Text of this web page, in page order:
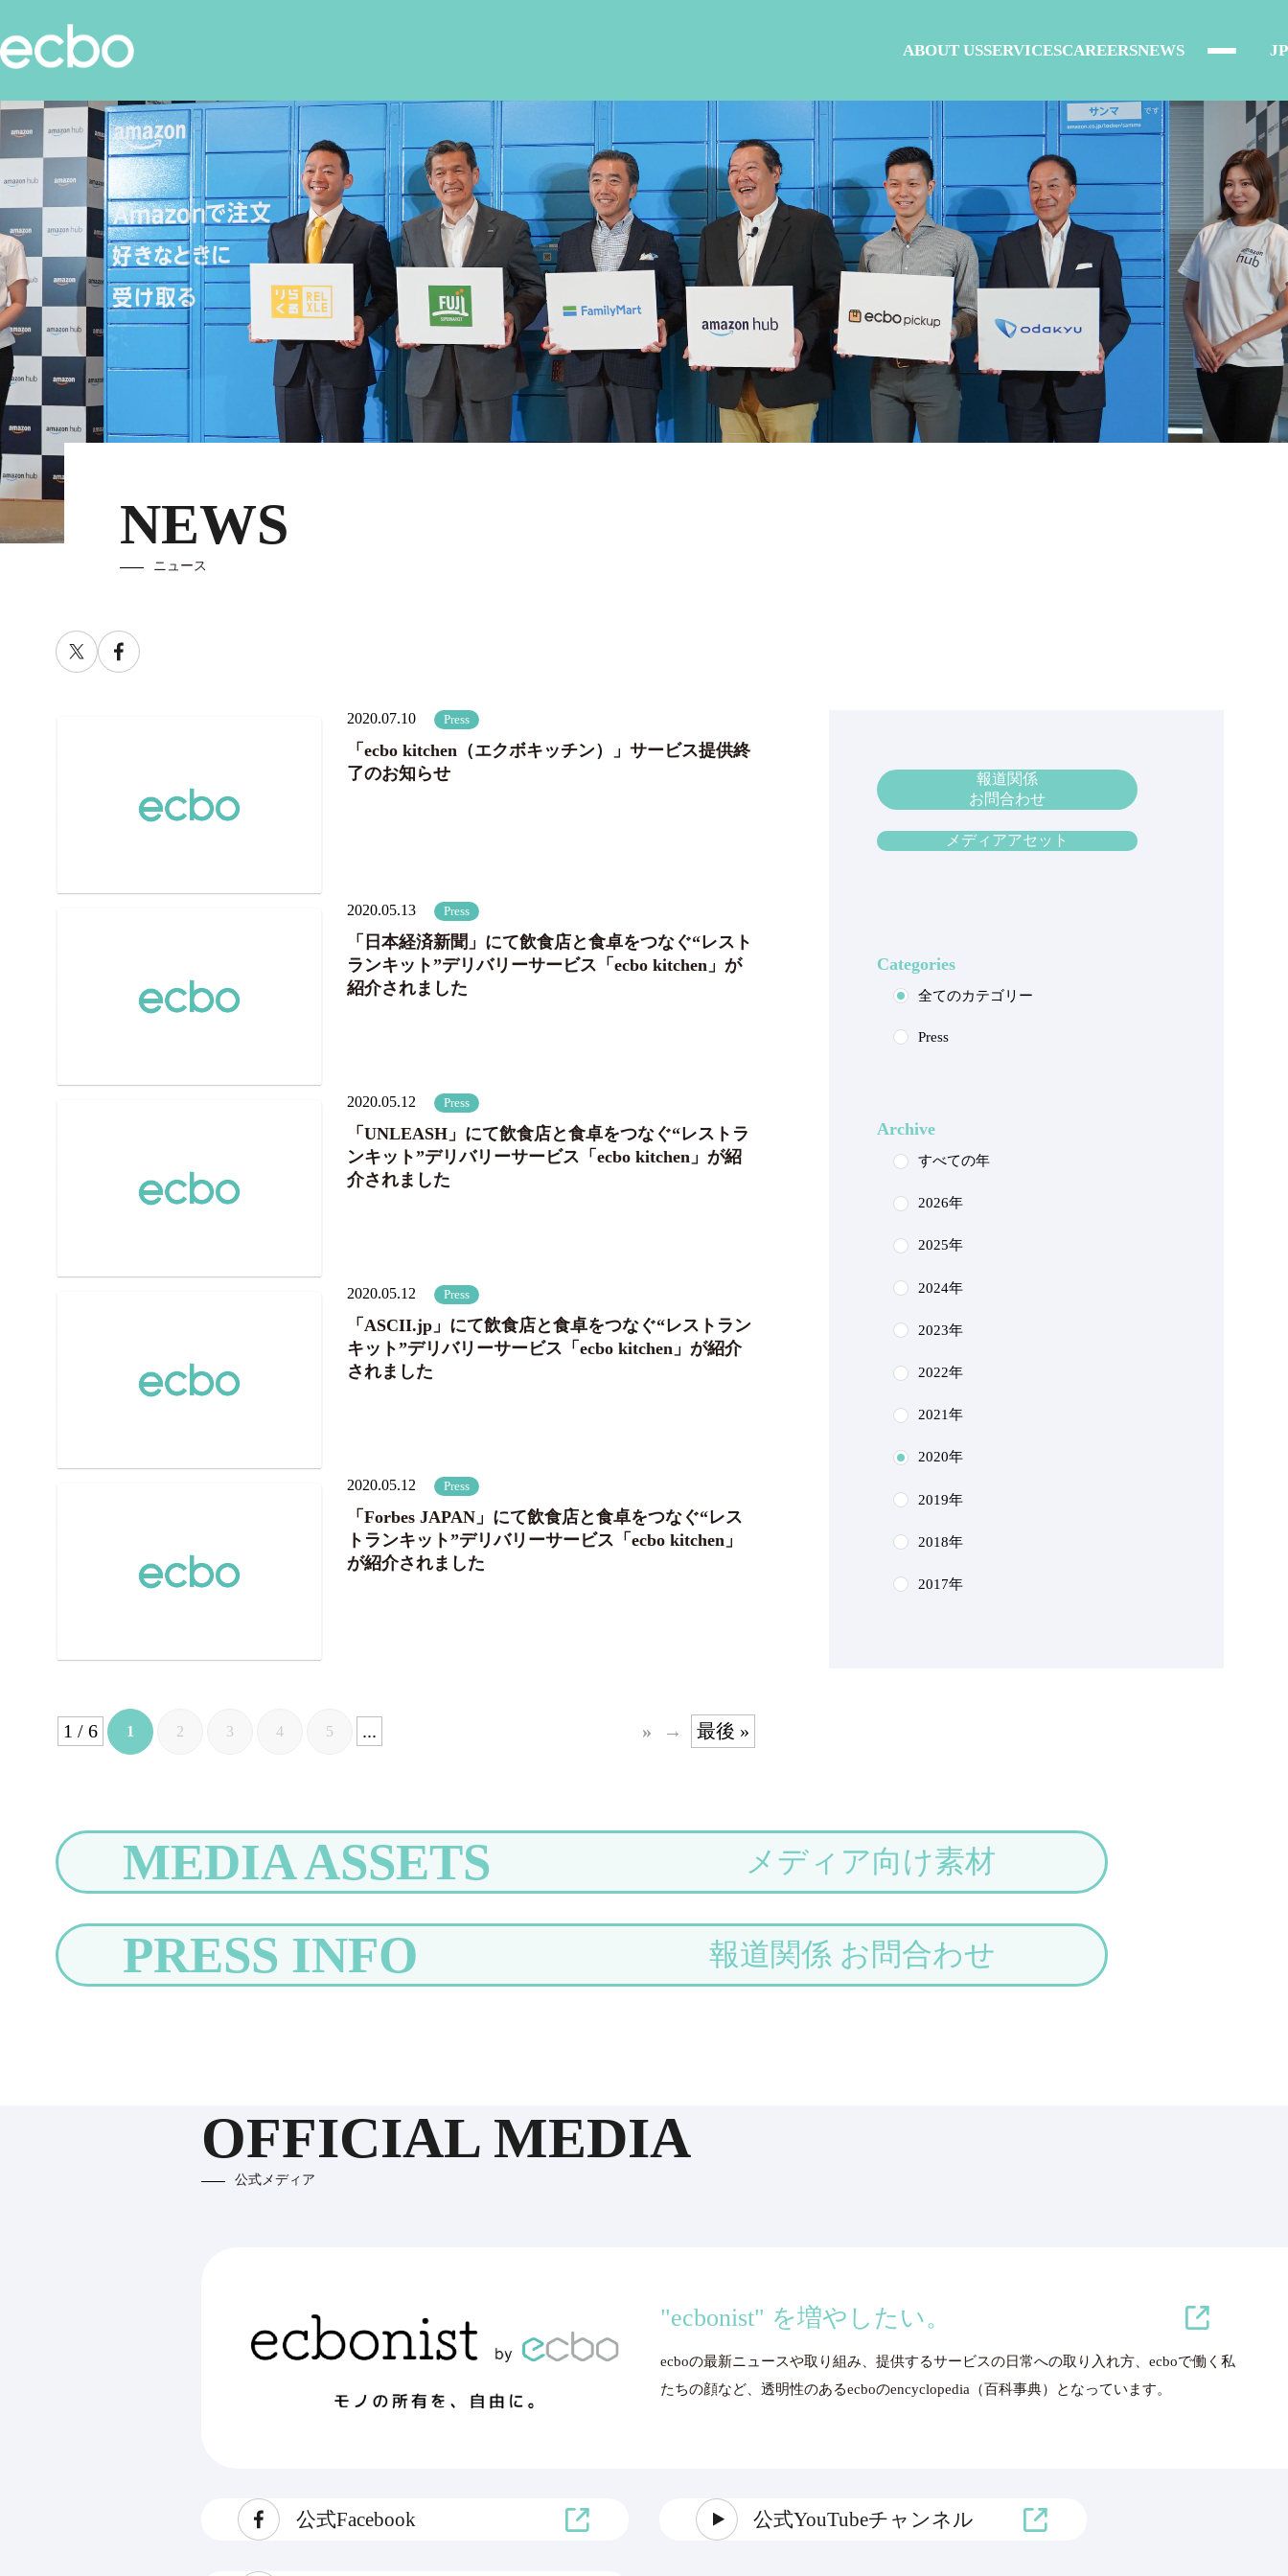
ABOUT USSERVICESCAREERSNEWS JP
NEWS
ニュース
2020.07.10 Press
「ecbo kitchen（エクボキッチン）」サービス提供終
了のお知らせ
2020.05.13 Press
「日本経済新聞」にて飲食店と食卓をつなぐ“レスト
ランキット”デリバリーサービス「ecbo kitchen」が
紹介されました
2020.05.12 Press
「UNLEASH」にて飲食店と食卓をつなぐ“レストラ
ンキット”デリバリーサービス「ecbo kitchen」が紹
介されました
2020.05.12 Press
「ASCII.jp」にて飲食店と食卓をつなぐ“レストラン
キット”デリバリーサービス「ecbo kitchen」が紹介
されました
2020.05.12 Press
「Forbes JAPAN」にて飲食店と食卓をつなぐ“レス
トランキット”デリバリーサービス「ecbo kitchen」
が紹介されました
1 / 6 1 2 3 4 5 ... » 最後 »
報道関係
お問合わせ
メディアアセット
Categories
全てのカテゴリー
Press
Archive
すべての年
2026年
2025年
2024年
2023年
2022年
2021年
2020年
2019年
2018年
2017年
MEDIA ASSETS メディア向け素材
PRESS INFO 報道関係 お問合わせ
OFFICIAL MEDIA
公式メディア
"ecbonist" を増やしたい。
ecboの最新ニュースや取り組み、提供するサービスの日常への取り入れ方、ecboで働く私
たちの顔など、透明性のあるecboのencyclopedia（百科事典）となっています。
公式Facebook 公式YouTubeチャンネル